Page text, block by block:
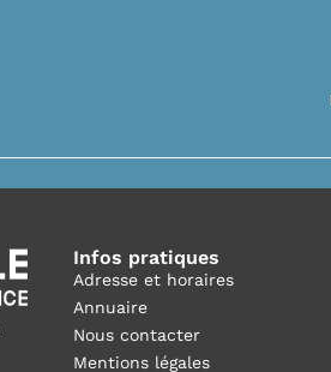
Infos pratiques
Adresse et horaires
Annuaire
Nous contacter
Mentions légales